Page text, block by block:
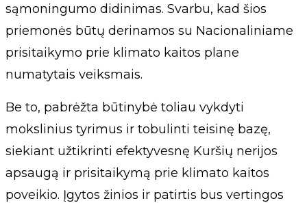
sąmoningumo didinimas. Svarbu, kad šios
priemonės būtų derinamos su Nacionaliniame
prisitaikymo prie klimato kaitos plane
numatytais veiksmais.
Be to, pabrėžta būtinybė toliau vykdyti
mokslinius tyrimus ir tobulinti teisinę bazę,
siekiant užtikrinti efektyvesnę Kuršių nerijos
apsaugą ir prisitaikymą prie klimato kaitos
poveikio. Įgytos žinios ir patirtis bus vertingos